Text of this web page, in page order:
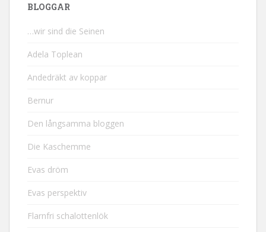
BLOGGAR
…wir sind die Seinen
Adela Toplean
Andedräkt av koppar
Bernur
Den långsamma bloggen
Die Kaschemme
Evas dröm
Evas perspektiv
Flarnfri schalottenlök